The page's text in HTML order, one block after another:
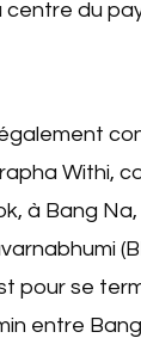
du
Withi,
à Bang
pour se
entre